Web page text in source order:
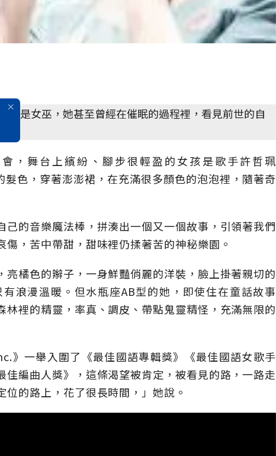
就是女巫，她甚至曾經在催眠的過程裡，看見前世的自
，舞台上繽紛、腳步很輕盈的女孩是歌手許哲珮
色，穿著澎澎裙，在充滿很多顏色的泡泡裡，隨著奇
的音樂魔法棒，拼湊出一個又一個故事，引領著我們
，苦中帶甜，甜味裡仍揉著苦的神秘樂園。
橘色的辮子，一身鮮豔俏麗的洋裝，臉上掛著親切的
浪漫溫暖。但水瓶座AB型的她，即使住在童話故事
裡的精靈，率真、調皮、帶點鬼靈精怪，充滿無限的
》一舉入圍了《最佳國語專輯獎》《最佳國語女歌手
編曲人獎》，這條渴望被肯定，被看見的路，一路走
的路上，花了很長時間，」她說。